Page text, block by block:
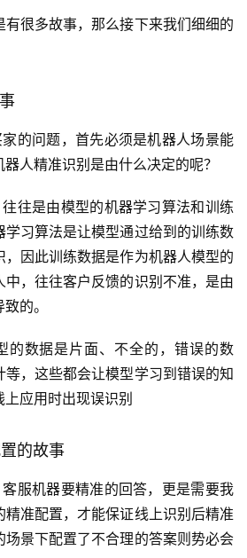
很多故事，那么接下来我们细细的
的问题，首先必须是机器人场景能
人精准识别是由什么决定的呢？
往是由模型的机器学习算法和训练
习算法是让模型通过给到的训练数
因此训练数据是作为机器人模型的
，往往客户反馈的识别不准，是由
的。
的数据是片面、不全的，错误的数
，这些都会让模型学习到错误的知
应用时出现误识别
的故事
服机器要精准的回答，更是需要我
准配置，才能保证线上识别后精准
场景下配置了不合理的答案则势必会